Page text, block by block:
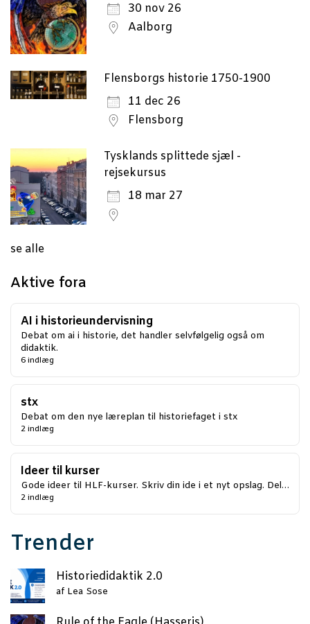
30 nov 26
Aalborg
Flensborgs historie 1750-1900
11 dec 26
Flensborg
Tysklands splittede sjæl -
rejsekursus
18 mar 27
se alle
Aktive fora
AI i historieundervisning
Debat om ai i historie, det handler selvfølgelig også om
didaktik.
6 indlæg
stx
Debat om den nye læreplan til historiefaget i stx
2 indlæg
Ideer til kurser
Gode ideer til HLF-kurser. Skriv din ide i et nyt opslag. Del…
2 indlæg
Trender
Histo­ri­e­di­dak­tik 2.0
af Lea Sose